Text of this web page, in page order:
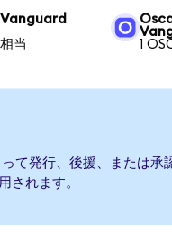
当
1
て発行、後援、または
されます。